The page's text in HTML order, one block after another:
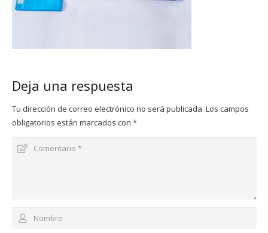
Deja una respuesta
Tu dirección de correo electrónico no será publicada. Los campos
obligatorios están marcados con *